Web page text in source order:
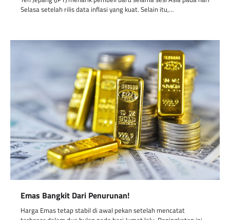
Selasa setelah rilis data inflasi yang kuat. Selain itu,…
Emas Bangkit Dari Penurunan!
Harga Emas tetap stabil di awal pekan setelah mencatat